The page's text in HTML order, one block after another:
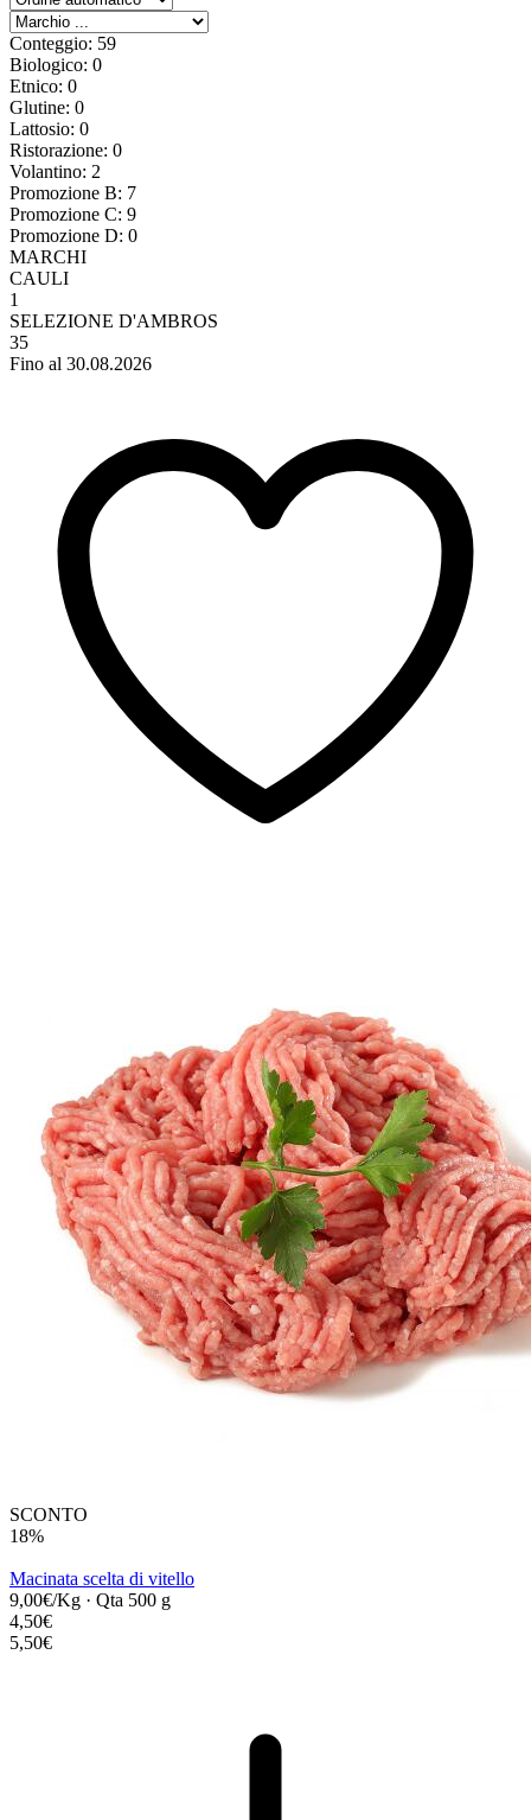
Conteggio: 59
Biologico: 0
Etnico: 0
Glutine: 0
Lattosio: 0
Ristorazione: 0
Volantino: 2
Promozione B: 7
Promozione C: 9
Promozione D: 0
MARCHI
CAULI
1
SELEZIONE D'AMBROS
35
Fino al 30.08.2026
SCONTO
18%
Macinata scelta di vitello
9,00€/Kg · Qta 500 g
4,50€
5,50€